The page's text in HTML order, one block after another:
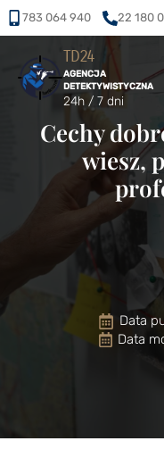
783 064 940 22 180
TD24
AGENCJA
DETEKTYWISTYCZNA
24h / 7 dni
Cechy
wiesz,
Data
Data